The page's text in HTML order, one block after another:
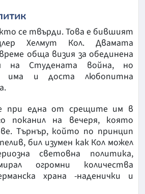
се твърди. Това е бившият
Хелмут Кол. Двамата
обща визия за обединена
на Студената война, но
има и доста любопитна
при една от срещите им в
поканил на вечеря, която
Търнър, който по принцип
бил изумен как Кол можел
световна политика,
огромни количества
храна -наденички и